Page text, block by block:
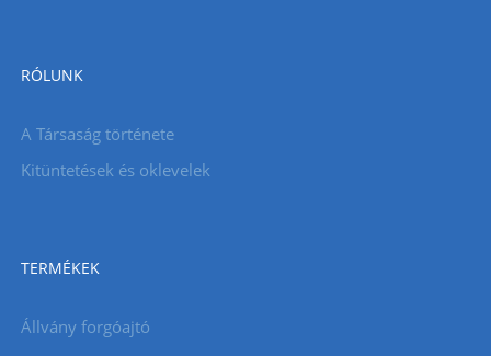
RÓLUNK
A Társaság története
Kitüntetések és oklevelek
TERMÉKEK
Állvány forgóajtó